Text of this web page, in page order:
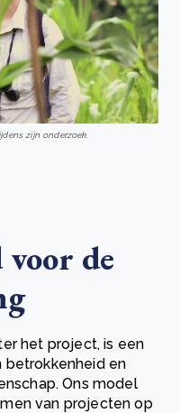
zijn onderzoek.
de
het project, is een
betrokkenheid en
Ons model
van projecten op